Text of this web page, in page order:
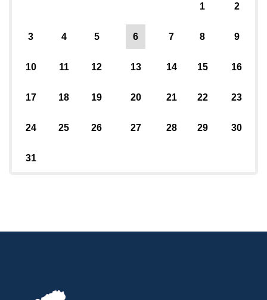
1 2
3 4 5 6 7 8 9
10 11 12 13 14 15 16
17 18 19 20 21 22 23
24 25 26 27 28 29 30
31